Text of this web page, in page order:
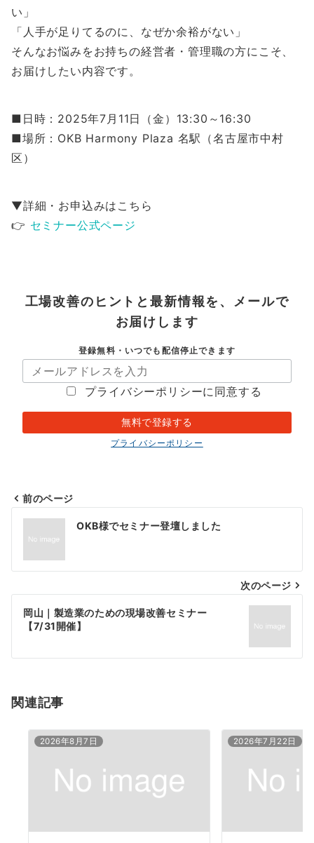
い」
「人手が足りてるのに、なぜか余裕がない」
そんなお悩みをお持ちの経営者・管理職の方にこそ、
お届けしたい内容です。
■日時：2025年7月11日（金）13:30～16:30
■場所：OKB Harmony Plaza 名駅（名古屋市中村
区）
▼詳細・お申込みはこちら
👉 セミナー公式ページ
工場改善のヒントと最新情報を、メールで
お届けします
登録無料・いつでも配信停止できます
プライバシーポリシーに同意する
プライバシーポリシー
投
ナ
ビ
ゲ
シ
ン
前のページ
OKB様でセミナー登壇しました
次のページ
岡山｜製造業のための現場改善セミナー
【7/31開催】
関連記事
2026年8月7日 2026年7月22日